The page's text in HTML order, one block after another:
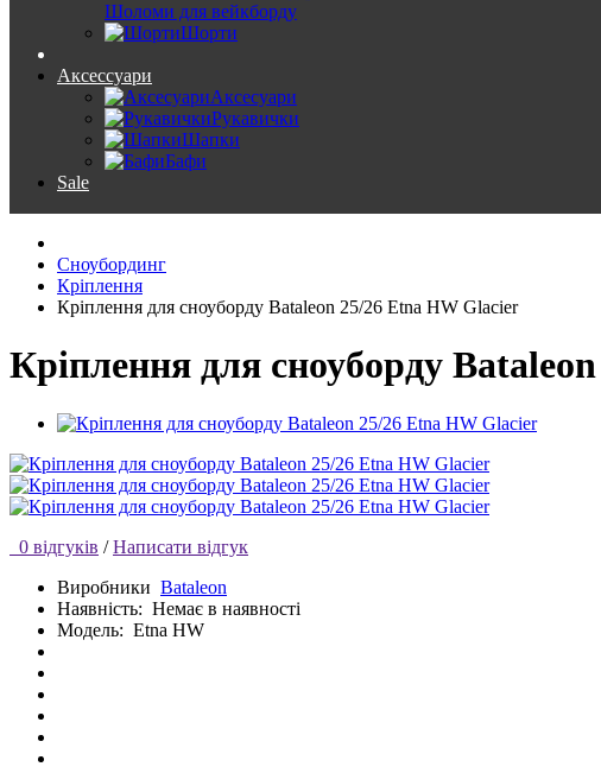
Шоломи для вейкборду
Шорти
Аксессуари
Аксесуари
Рукавички
Шапки
Бафи
Sale
Сноубординг
Кріплення
Кріплення для сноуборду Bataleon 25/26 Etna HW Glacier
Кріплення для сноуборду
0 відгуків / Написати відгук
Виробники Bataleon
Наявність: Немає в наявності
Модель: Etna HW